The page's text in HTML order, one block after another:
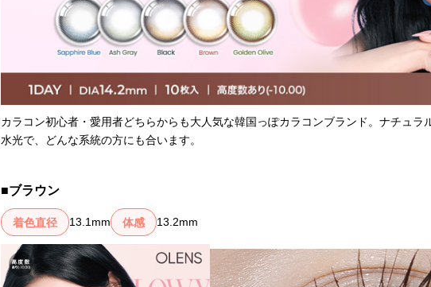
ブラウン
詳細をCHECK
グレー
詳細をCHECK
ド
詳細をCHECK
カラコン初心者・愛用者どちらからも大人気な韓国っぽカラコンブランド。ナチュラ
水光で、どんな系統の方にも合います。
ブラウン
着色直径 13.1mm 体感 13.2mm